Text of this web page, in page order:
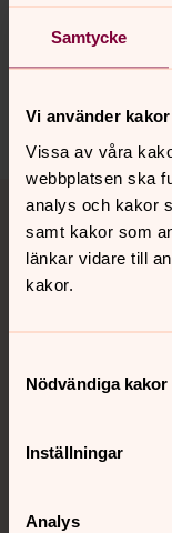
Samtycke
Vi använder kakor
Vissa av våra
webbplatsen ska
analys och kakor
samt kakor som
länkar vidare till
kakor.
Nödvändiga kakor
Inställningar
Analys
Synpunkter
innehåll?
Dela
Tillbaka till toppen
Tillbaka till
Kontakt
Kalender
Hitta snabbt